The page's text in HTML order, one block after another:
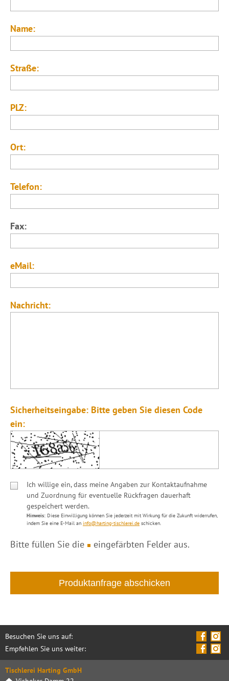
Name:
Straße:
PLZ:
Ort:
Telefon:
Fax:
eMail:
Nachricht:
Sicherheitseingabe: Bitte geben Sie diesen Code
ein:
Ich willige ein, dass meine Angaben zur Kontaktaufnahme
und Zuordnung für eventuelle Rückfragen dauerhaft
gespeichert werden.
Hinweis: Diese Einwilligung können Sie jederzeit mit Wirkung für die Zukunft widerrufen,
indem Sie eine E-Mail an info@harting-tischlerei.de schicken.
Bitte füllen Sie die eingefärbten Felder aus.
Besuchen Sie uns auf:
Empfehlen Sie uns weiter:
Tischlerei Harting GmbH